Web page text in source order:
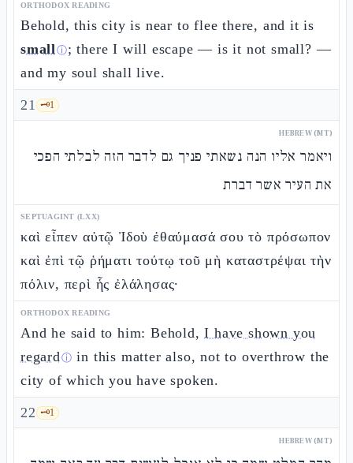
ORTHODOX READING
Behold, this city is near to flee there, and it is
smallⓘ; there I will escape — is it not small? —
and my soul shall live.
21 🗝️1
HEBREW (MT)
ויאמר אליו הנה נשאתי פניך גם לדבר הזה לבלתי הפכי
את העיר אשר דברת
SEPTUAGINT (LXX)
καὶ εἶπεν αὐτῷ Ἰδοὺ ἐθαύμασά σου τὸ πρόσωπον
καὶ ἐπὶ τῷ ῥήματι τούτῳ τοῦ μὴ καταστρέψαι τὴν
πόλιν, περὶ ἧς ἐλάλησας·
ORTHODOX READING
And he said to him: Behold,I have shown you
regardⓘ in this matter also, not to overthrow the
city of which you have spoken.
22 🗝️1
HEBREW (MT)